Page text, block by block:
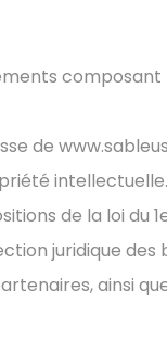
composant
de
intellectuelle.
de la loi du
juridique des
ainsi